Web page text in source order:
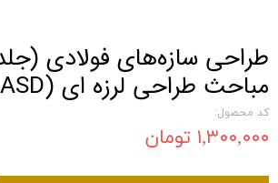
طراحی سازه‌های فولادی
مباحث طراحی لرزه ای (LRFD-ASD)
کد محصول:
۱,۳۰۰,۰۰۰ تومان